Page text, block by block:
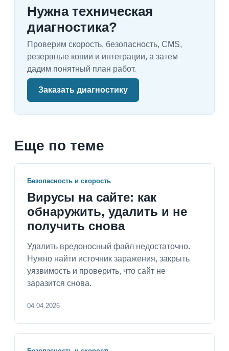
Нужна техническая
диагностика?
Проверим скорость, безопасность, CMS,
резервные копии и интеграции, а затем
дадим понятный план работ.
Заказать диагностику
Еще по теме
Безопасность и скорость
Вирусы на сайте: как
обнаружить, удалить и не
получить снова
Удалить вредоносный файл недостаточно.
Нужно найти источник заражения, закрыть
уязвимость и проверить, что сайт не
заразится снова.
04.04.2026